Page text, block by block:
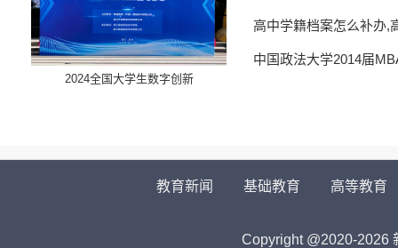
​2024全国大学生数字创新
高中学籍档案怎么补办,
中国政法大学2014届
教育新闻 基础教育 高等教育
Copyright @2020-2026